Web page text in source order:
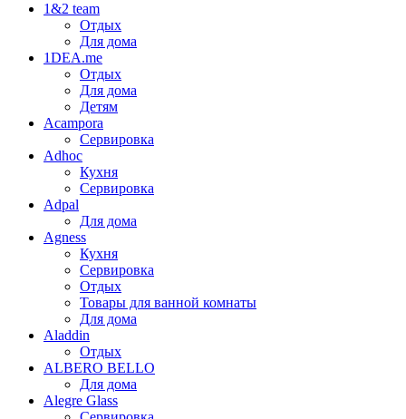
1&2 team
Отдых
Для дома
1DEA.me
Отдых
Для дома
Детям
Acampora
Сервировка
Adhoc
Кухня
Сервировка
Adpal
Для дома
Agness
Кухня
Сервировка
Отдых
Товары для ванной комнаты
Для дома
Aladdin
Отдых
ALBERO BELLO
Для дома
Alegre Glass